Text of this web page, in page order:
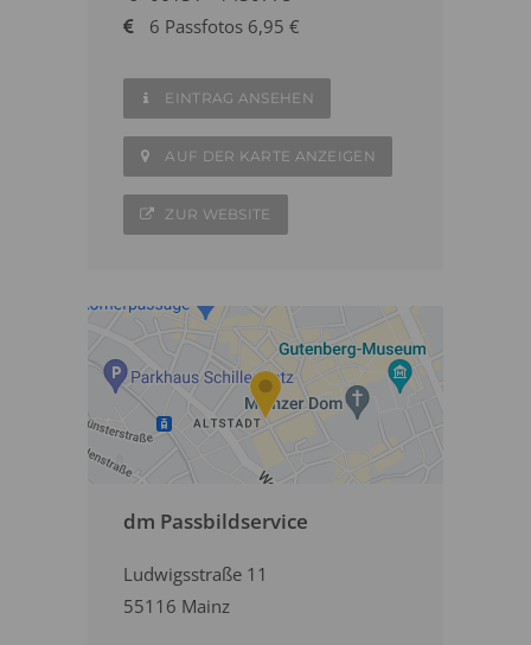
6 Passfotos 6,95 €
EINTRAG ANSEHEN
AUF DER KARTE ANZEIGEN
ZUR WEBSITE
dm Passbildservice
Ludwigsstraße 11
55116 Mainz